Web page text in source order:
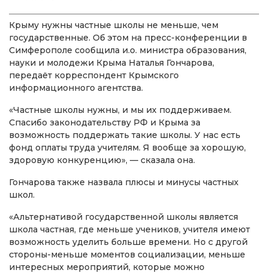
Крыму нужны частные школы не меньше, чем
государственные. Об этом на пресс-конференции в
Симферополе сообщила и.о. министра образования,
науки и молодежи Крыма Наталья Гончарова,
передаёт корреспондент Крымского
информационного агентства.
«Частные школы нужны, и мы их поддерживаем.
Спасибо законодательству РФ и Крыма за
возможность поддержать такие школы. У нас есть
фонд оплаты труда учителям. Я вообще за хорошую,
здоровую конкуренцию», — сказала она.
Гончарова также назвала плюсы и минусы частных
школ.
«Альтернативой государственной школы является
школа частная, где меньше учеников, учителя имеют
возможность уделить больше времени. Но с другой
стороны-меньше моментов социализации, меньше
интересных мероприятий, которые можно